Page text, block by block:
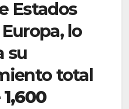
Estados
lo
su
total
1,600